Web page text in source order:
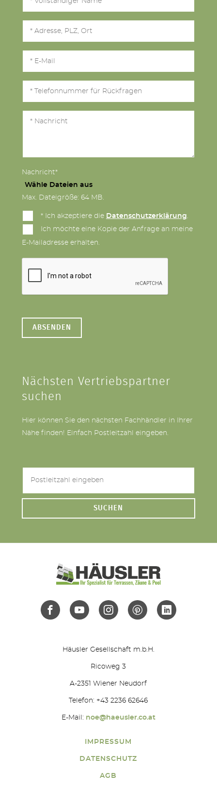
Nachricht*
Wähle Dateien aus
Max. Dateigröße: 64 MB.
* Ich akzeptiere die Datenschutzerklärung.
Ich möchte eine Kopie der Anfrage an meine
E-Mailadresse erhalten.
Nächsten Vertriebspartner
suchen
Hier können Sie den nächsten Fachhändler in Ihrer
Nähe finden! Einfach Postleitzahl eingeben.
SUCHEN
Häusler Gesellschaft m.b.H.
Ricoweg 3
A-2351 Wiener Neudorf
Telefon: +43 2236 62646
E-Mail: noe@haeusler.co.at
IMPRESSUM
DATENSCHUTZ
AGB